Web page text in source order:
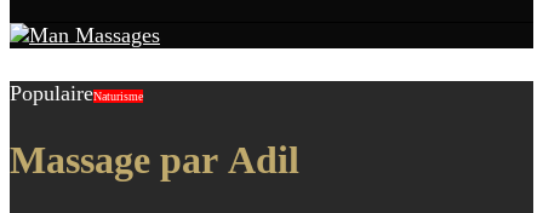
PopulaireNaturisme
Massage par Adil